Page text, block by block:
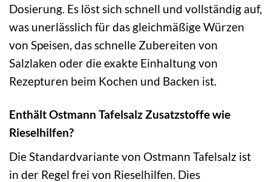
Dosierung. Es löst sich schnell und vollständig auf,
was unerlässlich für das gleichmäßige Würzen
von Speisen, das schnelle Zubereiten von
Salzlaken oder die exakte Einhaltung von
Rezepturen beim Kochen und Backen ist.
Enthält Ostmann Tafelsalz Zusatzstoffe wie
Rieselhilfen?
Die Standardvariante von Ostmann Tafelsalz ist
in der Regel frei von Rieselhilfen. Dies